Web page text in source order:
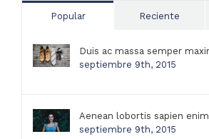
Popular Reciente
Duis ac massa semper
septiembre 9th, 2015
Aenean lobortis sapien
septiembre 9th, 2015